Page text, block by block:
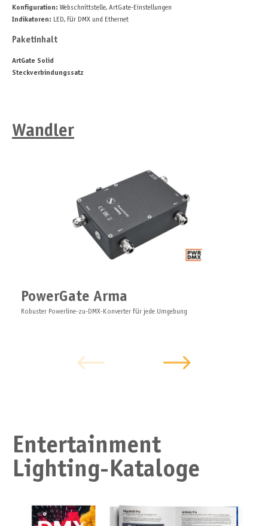
Konfiguration: Webschnittstelle, ArtGate-Einstellungen
Indikatoren: LED, für DMX und Ethernet
Paketinhalt
ArtGate Solid
Steckverbindungssatz
Wandler
PowerGate Arma
Robuster Powerline-zu-DMX-Konverter für jede Umgebung
Entertainment
Lighting-Kataloge